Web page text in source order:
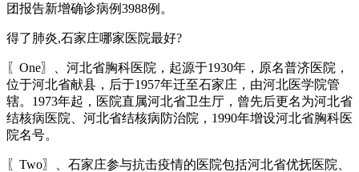
团报告新增确诊病例3988例。
得了肺炎,石家庄哪家医院最好?
〖One〗、河北省胸科医院，起源于1930年，原名普济医院，
位于河北省献县，后于1957年迁至石家庄，由河北医学院管
辖。1973年起，医院直属河北省卫生厅，曾先后更名为河北省
结核病医院、河北省结核病防治院，1990年增设河北省胸科医
院名号。
〖Two〗、石家庄参与抗击疫情的医院包括河北省优抚医院、